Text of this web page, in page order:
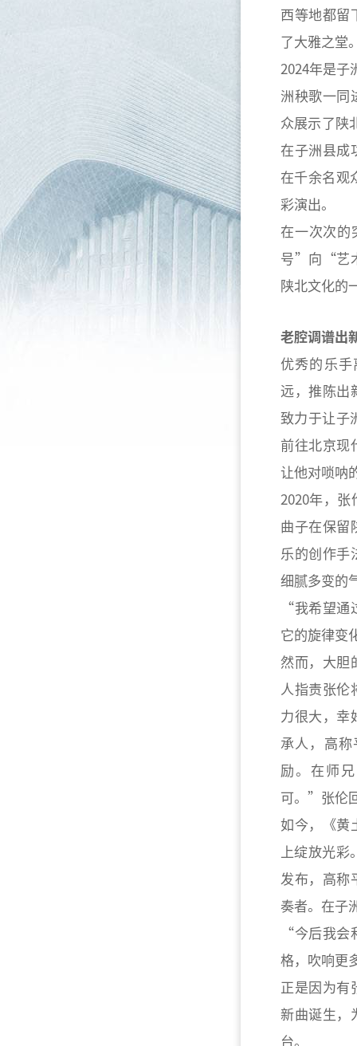
西等地都留
了大雅之堂
2024年是子
洲秧歌一同
众展示了陕
在子洲县成
在千余名观
彩演出。
在一次次
号”向“艺
陕北文化的
老腔调谱出
优秀的乐
远，推陈出
致力于让子
前往北京现
让他对唢呐
2020年，
曲子在保留
乐的创作手
细腻多变的
“我希望通
它的旋律变
然而，大胆
人指责张
力很大，
承人，高
励。在师
可。”张伦
如今，《黄
上绽放光
发布，高称
奏者。在子
“今后我会
格，吹响更
正是因为有
新曲诞生，
台。